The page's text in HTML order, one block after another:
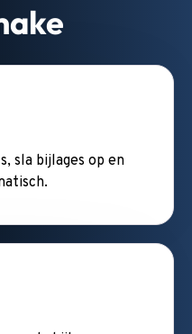
sla bijlages op en